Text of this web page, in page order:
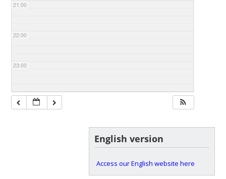
21:00
22:00
23:00
English version
Access our English website here